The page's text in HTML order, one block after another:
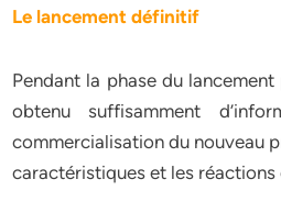
Le lancement définitif
Pendant la phase du
obtenu suffisamment
commercialisation du nouveau
caractéristiques et les réactions